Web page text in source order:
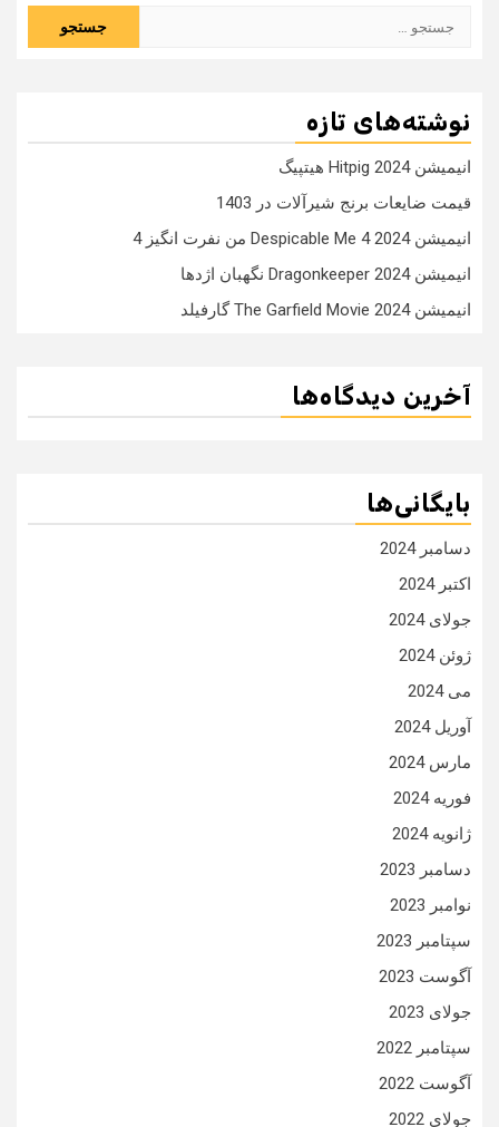
نوشته‌های تازه
انیمیشن Hitpig 2024 هیتپیگ
قیمت ضایعات برنج شیرآلات در 1403
انیمیشن Despicable Me 4 2024 من نفرت انگیز 4
انیمیشن Dragonkeeper 2024 نگهبان اژدها
انیمیشن The Garfield Movie 2024 گارفیلد
آخرین دیدگاه‌ها
بایگانی‌ها
دسامبر 2024
اکتبر 2024
جولای 2024
ژوئن 2024
می 2024
آوریل 2024
مارس 2024
فوریه 2024
ژانویه 2024
دسامبر 2023
نوامبر 2023
سپتامبر 2023
آگوست 2023
جولای 2023
سپتامبر 2022
آگوست 2022
جولای 2022